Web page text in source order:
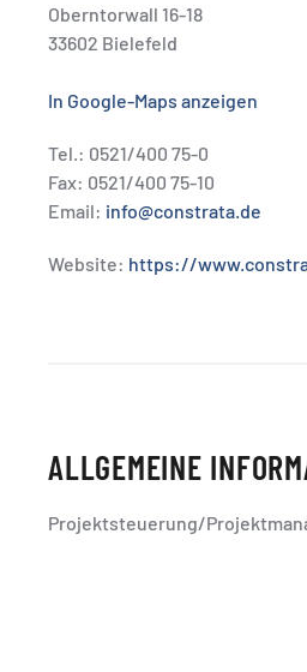
Oberntorwall 16-18
33602 Bielefeld
In Google-Maps anzeigen
Tel.: 0521/400 75-0
Fax: 0521/400 75-10
Email: info@constrata.de
Website: https://
ALLGEMEINE
Projektsteuerung/